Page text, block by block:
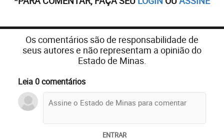
Os comentários são de responsabilidade de
seus autores e não representam a opinião do
Estado de Minas.
Leia 0 comentários
ENTRAR